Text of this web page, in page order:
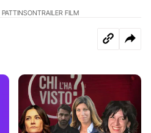
TRAILER FILM